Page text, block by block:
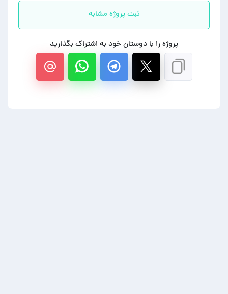
ثبت پروژه مشابه
پروژه را با دوستان خود به اشتراک بگذارید